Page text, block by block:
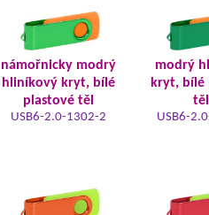
námořnicky modrý
hliníkový kryt, bílé
plastové těl
USB6-2.0-1302-2
modrý
kryt, bílé
USB6-